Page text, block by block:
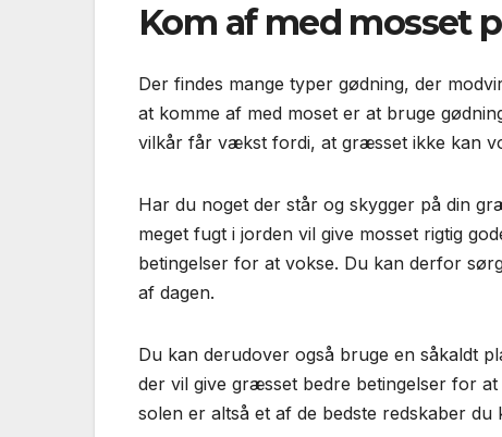
Kom af med mosset
Der findes mange typer gødning, der
at komme af med moset er at bruge
vilkår får vækst fordi, at græsset ikke kan
Har du noget der står og skygger på din
meget fugt i jorden vil give mosset rigtig
betingelser for at vokse. Du kan derfor
af dagen.
Du kan derudover også bruge en såkaldt
der vil give græsset bedre betingelser for
solen er altså et af de bedste redskaber du